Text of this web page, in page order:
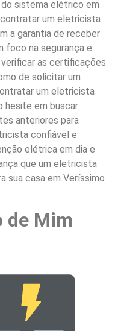
sistema elétrico em
um eletricista
a garantia de receber
foco na segurança e
as certificações
de solicitar um
um eletricista
hesite em buscar
anteriores para
confiável e
elétrica em dia e
que um eletricista
sua casa em Veríssimo
de Mim